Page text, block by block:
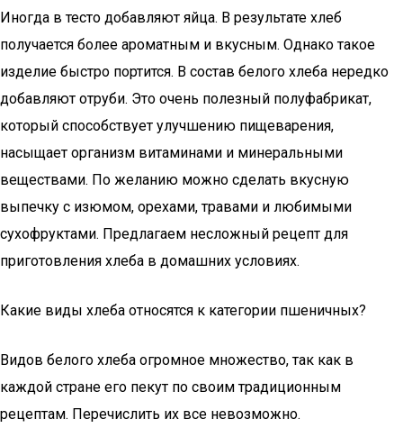
Иногда в тесто добавляют яйца. В результате хлеб
получается более ароматным и вкусным. Однако такое
изделие быстро портится. В состав белого хлеба нередко
добавляют отруби. Это очень полезный полуфабрикат,
который способствует улучшению пищеварения,
насыщает организм витаминами и минеральными
веществами. По желанию можно сделать вкусную
выпечку с изюмом, орехами, травами и любимыми
сухофруктами. Предлагаем несложный рецепт для
приготовления хлеба в домашних условиях.
Какие виды хлеба относятся к категории пшеничных?
Видов белого хлеба огромное множество, так как в
каждой стране его пекут по своим традиционным
рецептам. Перечислить их все невозможно.